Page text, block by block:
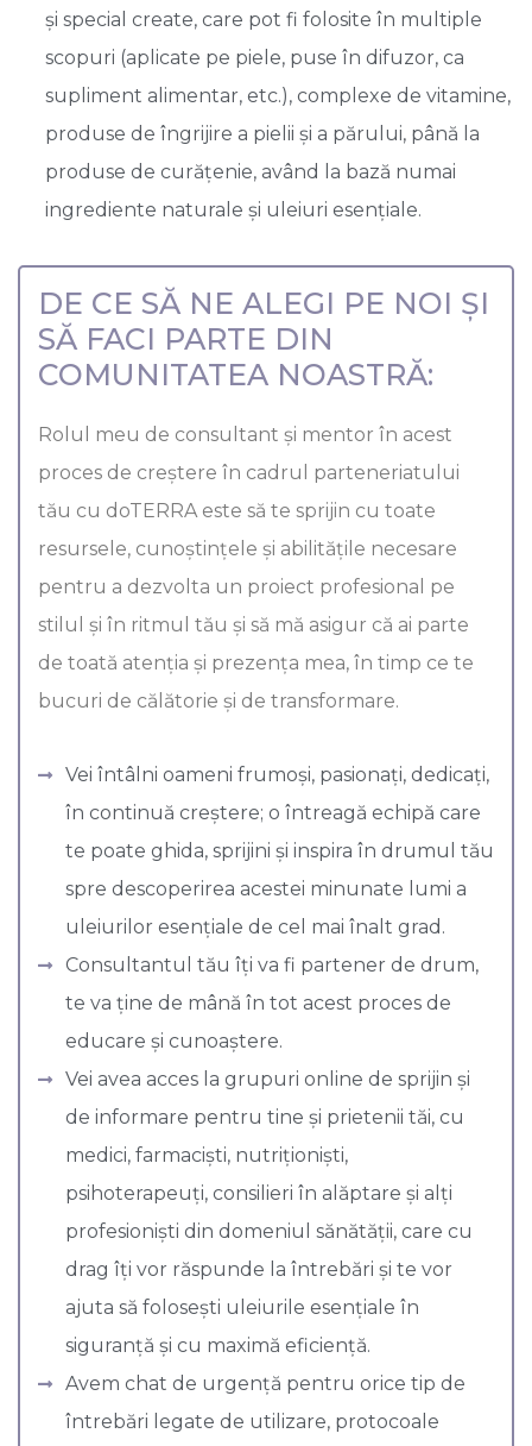
și special create, care pot fi folosite în multiple
scopuri (aplicate pe piele, puse în difuzor, ca
supliment alimentar, etc.), complexe de vitamine,
produse de îngrijire a pielii și a părului, până la
produse de curățenie, având la bază numai
ingrediente naturale și uleiuri esențiale.
DE CE SĂ NE ALEGI PE NOI ȘI
SĂ FACI PARTE DIN
COMUNITATEA NOASTRĂ:
Rolul meu de consultant și mentor în acest
proces de creștere în cadrul parteneriatului
tău cu doTERRA este să te sprijin cu toate
resursele, cunoștințele și abilitățile necesare
pentru a dezvolta un proiect profesional pe
stilul și în ritmul tău și să mă asigur că ai parte
de toată atenția și prezența mea, în timp ce te
bucuri de călătorie și de transformare.
Vei întâlni oameni frumoși, pasionați, dedicați,
în continuă creștere; o întreagă echipă care
te poate ghida, sprijini și inspira în drumul tău
spre descoperirea acestei minunate lumi a
uleiurilor esențiale de cel mai înalt grad.
Consultantul tău îți va fi partener de drum,
te va ține de mână în tot acest proces de
educare și cunoaștere.
Vei avea acces la grupuri online de sprijin și
de informare pentru tine și prietenii tăi, cu
medici, farmaciști, nutriționiști,
psihoterapeuți, consilieri în alăptare și alți
profesioniști din domeniul sănătății, care cu
drag îți vor răspunde la întrebări și te vor
ajuta să folosești uleiurile esențiale în
siguranță și cu maximă eficiență.
Avem chat de urgență pentru orice tip de
întrebări legate de utilizare, protocoale